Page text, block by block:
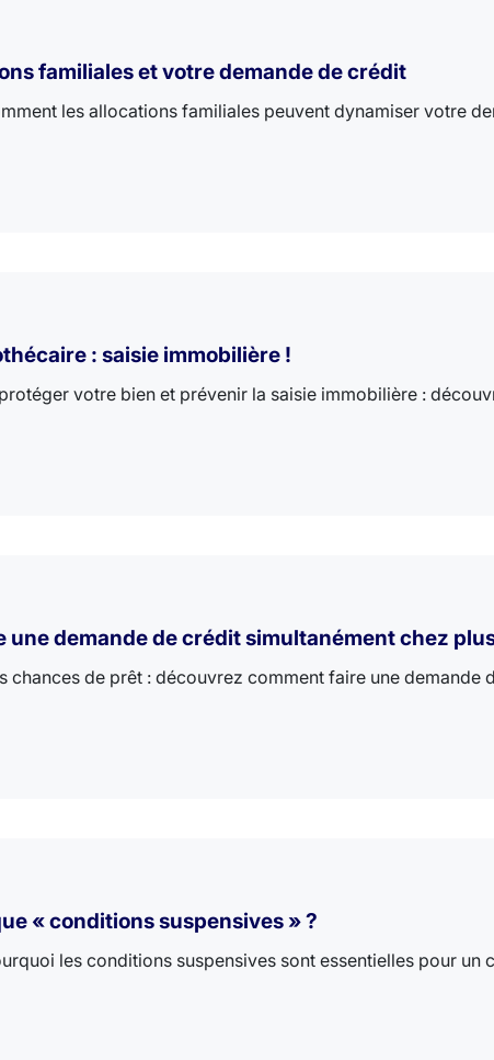
familiales et votre demande de crédit
les allocations familiales peuvent dynamiser votre
: saisie immobilière !
votre bien et prévenir la saisie immobilière :
une demande de crédit simultanément chez
chances de prêt : découvrez comment faire une demande
« conditions suspensives » ?
les conditions suspensives sont essentielles pour un